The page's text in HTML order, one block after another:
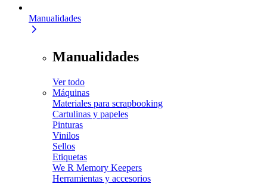
Manualidades
Manualidades
Ver todo
Máquinas
Materiales para scrapbooking
Cartulinas y papeles
Pinturas
Vinilos
Sellos
Etiquetas
We R Memory Keepers
Herramientas y accesorios